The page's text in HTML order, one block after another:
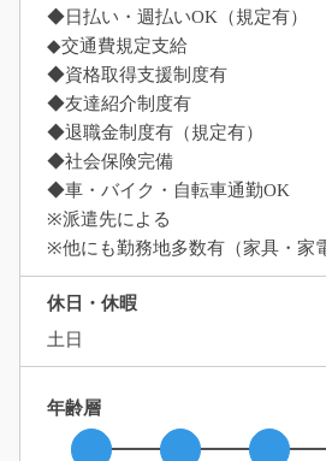
◆日払い・週払いOK（規定有）
◆交通費規定支給
◆資格取得支援制度有
◆友達紹介制度有
◆退職金制度有（規定有）
◆社会保険完備
◆車・バイク・自転車通勤OK
※派遣先による
※他にも勤務地多数有（家具・家
休日・休暇
土日
年齢層